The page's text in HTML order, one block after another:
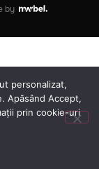
by
personalizat,
Apăsând Accept,
prin cookie-uri